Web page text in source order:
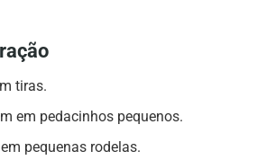
tiras.
em pedacinhos pequenos.
pequenas rodelas.